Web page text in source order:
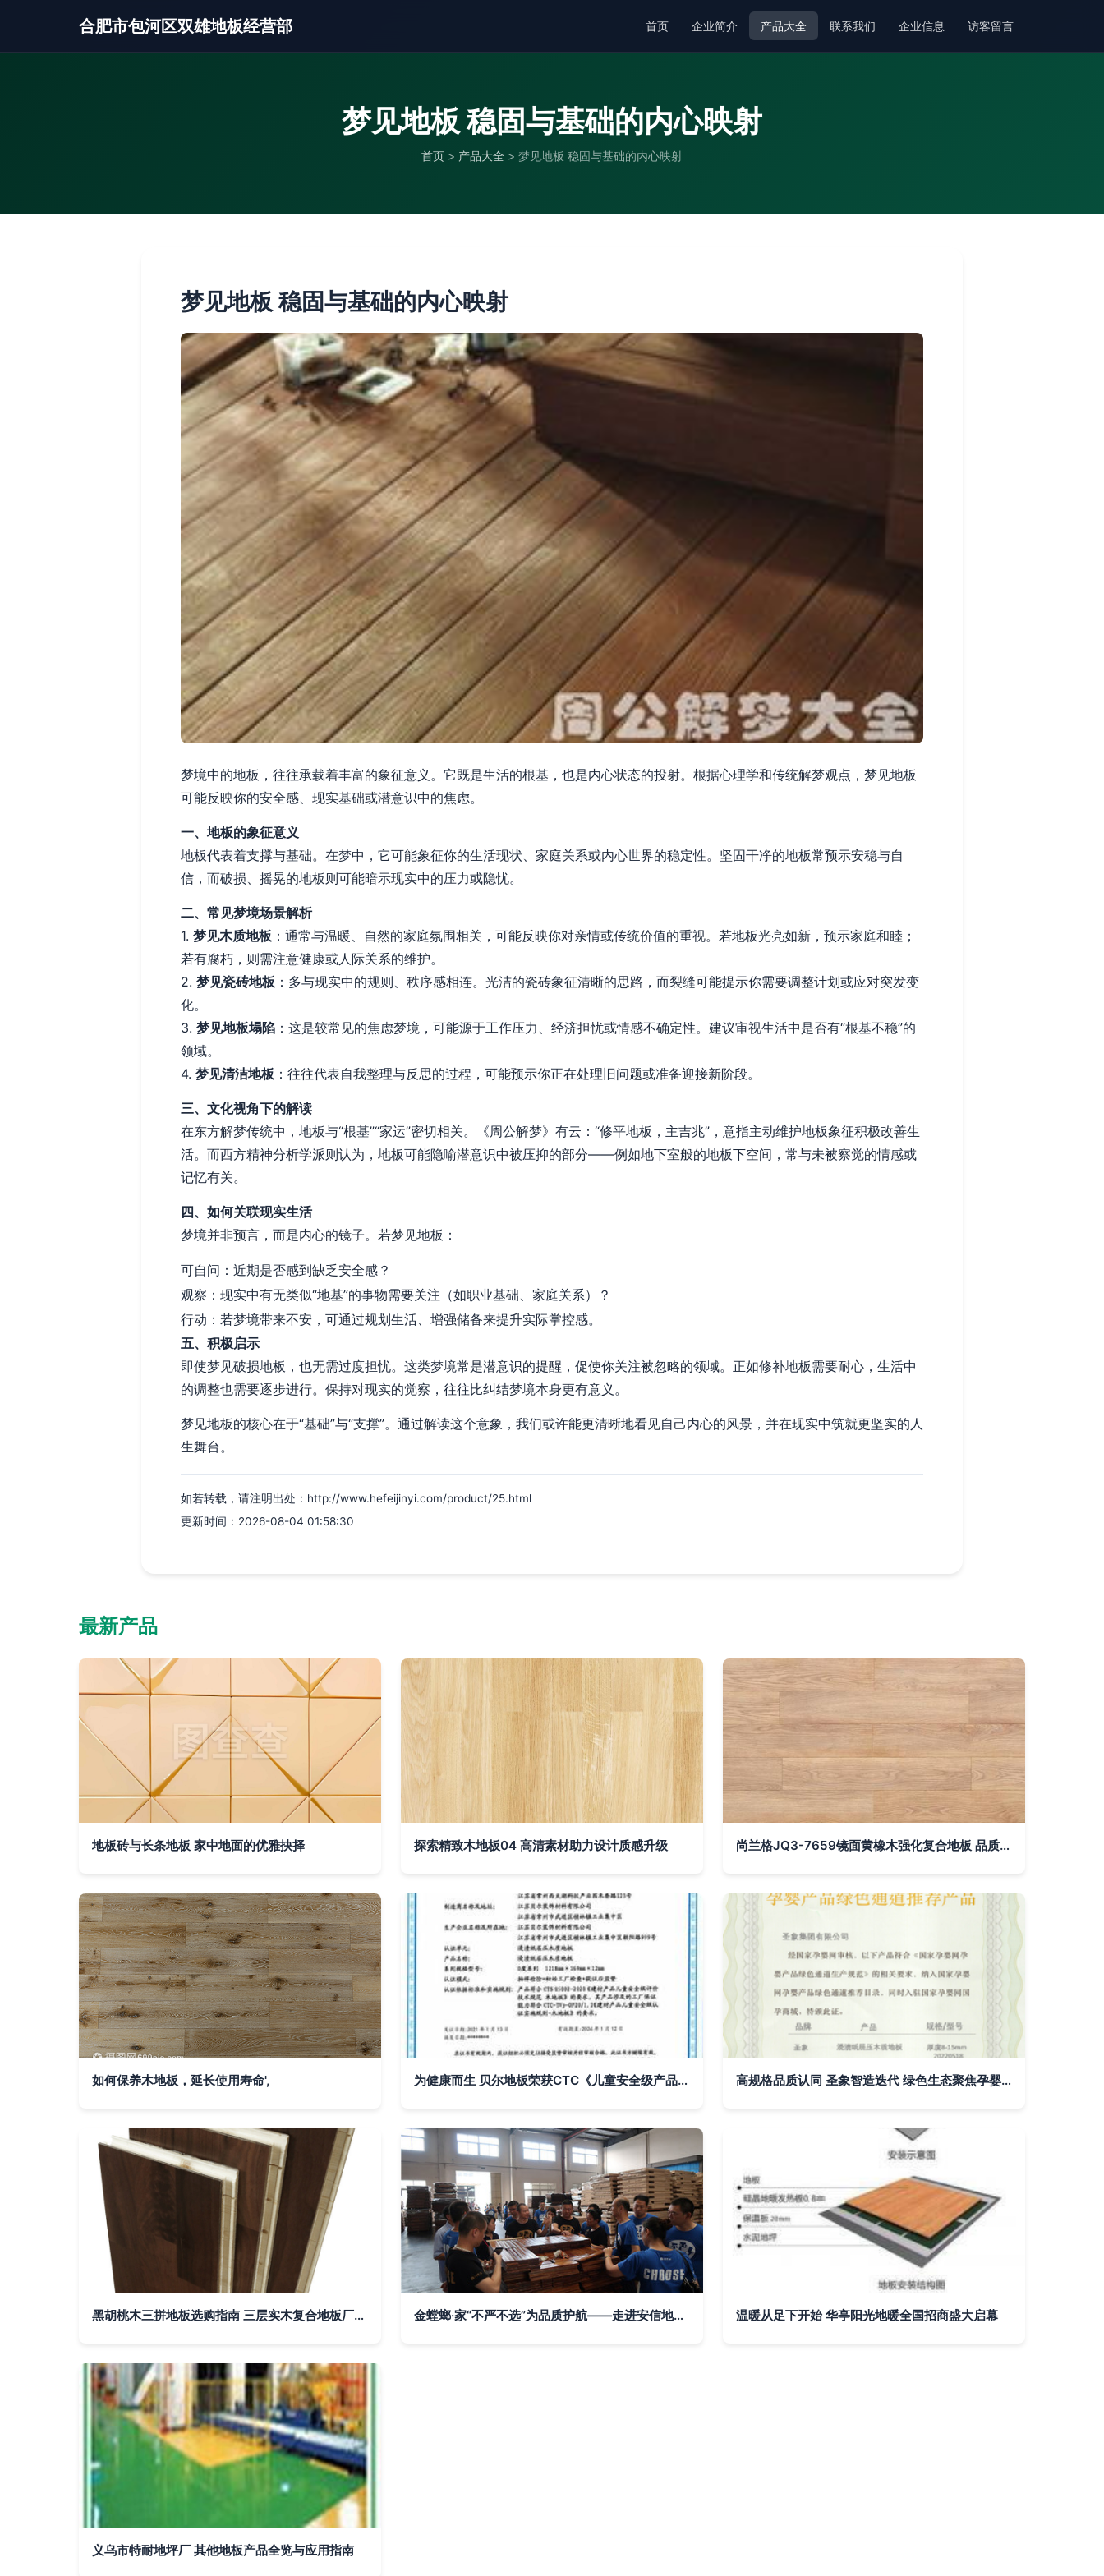
合肥市包河区双雄地板经营部 首页 企业简介 产品大全 联系我们 企业信息 访客留言
梦见地板 稳固与基础的内心映射
首页 > 产品大全 > 梦见地板 稳固与基础的内心映射
梦见地板 稳固与基础的内心映射
梦境中的地板，往往承载着丰富的象征意义。它既是生活的根基，也是内心状态的投射。根据心理学和传统解梦观点，梦见地板
可能反映你的安全感、现实基础或潜意识中的焦虑。
一、地板的象征意义
地板代表着支撑与基础。在梦中，它可能象征你的生活现状、家庭关系或内心世界的稳定性。坚固干净的地板常预示安稳与自
信，而破损、摇晃的地板则可能暗示现实中的压力或隐忧。
二、常见梦境场景解析
1. 梦见木质地板 ：通常与温暖、自然的家庭氛围相关，可能反映你对亲情或传统价值的重视。若地板光亮如新，预示家庭和睦；
若有腐朽，则需注意健康或人际关系的维护。
2. 梦见瓷砖地板 ：多与现实中的规则、秩序感相连。光洁的瓷砖象征清晰的思路，而裂缝可能提示你需要调整计划或应对突发变
化。
3. 梦见地板塌陷 ：这是较常见的焦虑梦境，可能源于工作压力、经济担忧或情感不确定性。建议审视生活中是否有“根基不稳”的
领域。
4. 梦见清洁地板 ：往往代表自我整理与反思的过程，可能预示你正在处理旧问题或准备迎接新阶段。
三、文化视角下的解读
在东方解梦传统中，地板与“根基”“家运”密切相关。《周公解梦》有云：“修平地板，主吉兆”，意指主动维护地板象征积极改善生
活。而西方精神分析学派则认为，地板可能隐喻潜意识中被压抑的部分——例如地下室般的地板下空间，常与未被察觉的情感或
记忆有关。
四、如何关联现实生活
梦境并非预言，而是内心的镜子。若梦见地板：
可自问：近期是否感到缺乏安全感？
观察：现实中有无类似“地基”的事物需要关注（如职业基础、家庭关系）？
行动：若梦境带来不安，可通过规划生活、增强储备来提升实际掌控感。
五、积极启示
即使梦见破损地板，也无需过度担忧。这类梦境常是潜意识的提醒，促使你关注被忽略的领域。正如修补地板需要耐心，生活中
的调整也需要逐步进行。保持对现实的觉察，往往比纠结梦境本身更有意义。
梦见地板的核心在于“基础”与“支撑”。通过解读这个意象，我们或许能更清晰地看见自己内心的风景，并在现实中筑就更坚实的人
生舞台。
如若转载，请注明出处：http://www.hefeijinyi.com/product/25.html
更新时间：2026-08-04 01:58:30
最新产品
地板砖与长条地板 家中地面的优雅抉择 探索精致木地板04 高清素材助力设计质感升级 尚兰格JQ3-7659镜面黄橡木强化复合地板 品质与美学的双重之选
如何保养木地板，延长使用寿命', 为健康而生 贝尔地板荣获CTC《儿童安全级产品认证证书》 高规格品质认同 圣象智造迭代 绿色生态聚焦孕婴家庭立新标杆
黑胡桃木三拼地板选购指南 三层实木复合地板厂家推荐与口碑好店解析 金螳螂·家“不严不选”为品质护航——走进安信地板坚守真材实料 温暖从足下开始 华亭阳光地暖全国招商盛大启幕
义乌市特耐地坪厂 其他地板产品全览与应用指南